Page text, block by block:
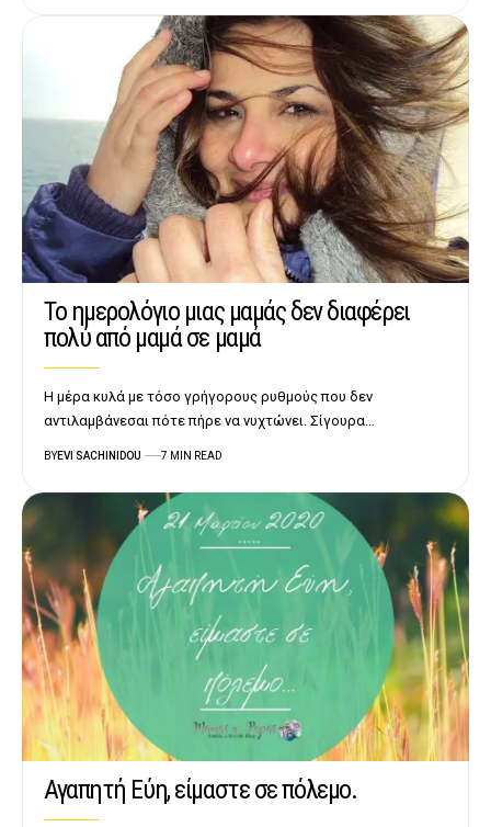
Το ημερολόγιο μιας μαμάς δεν διαφέρει
πολύ από μαμά σε μαμά
Η μέρα κυλά με τόσο γρήγορους ρυθμούς που δεν
αντιλαμβάνεσαι πότε πήρε να νυχτώνει. Σίγουρα…
BYEVI SACHINIDOU 7 MIN READ
Αγαπητή Εύη, είμαστε σε πόλεμο.